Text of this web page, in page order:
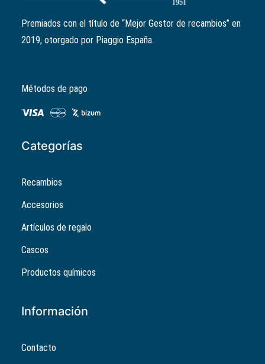
Premiados con el título de “Mejor Gestor de recambios” en
2019, otorgado por Piaggio España.
Métodos de pago
Categorías
Recambios
Accesorios
Artículos de regalo
Cascos
Productos químicos
Información
Contacto